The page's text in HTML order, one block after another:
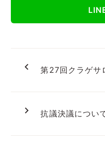
navigate_before 第27回クラゲサ
navigate_next 抗議決議につい